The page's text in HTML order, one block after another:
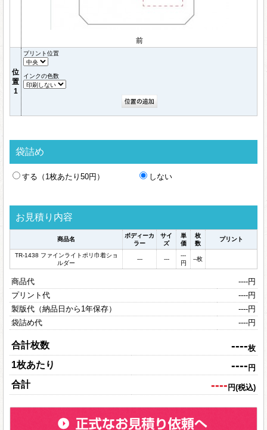
前
位
置
1
プリント位置
インクの色数
袋詰め
する（1枚あたり50円） しない
お見積り内容
商品名
ボディーカ
ラー
サイ
ズ
単
価
枚
数
プリント
TR-1438 ファインライトポリ巾着ショ
ルダー
--- ---
---
円
--枚
商品代 ----円
プリント代
----円
製版代（納品日から1年保存）
----円
袋詰め代
----円
合計枚数 ----枚
1枚あたり ---- 円
合計 ---- 円(税込)